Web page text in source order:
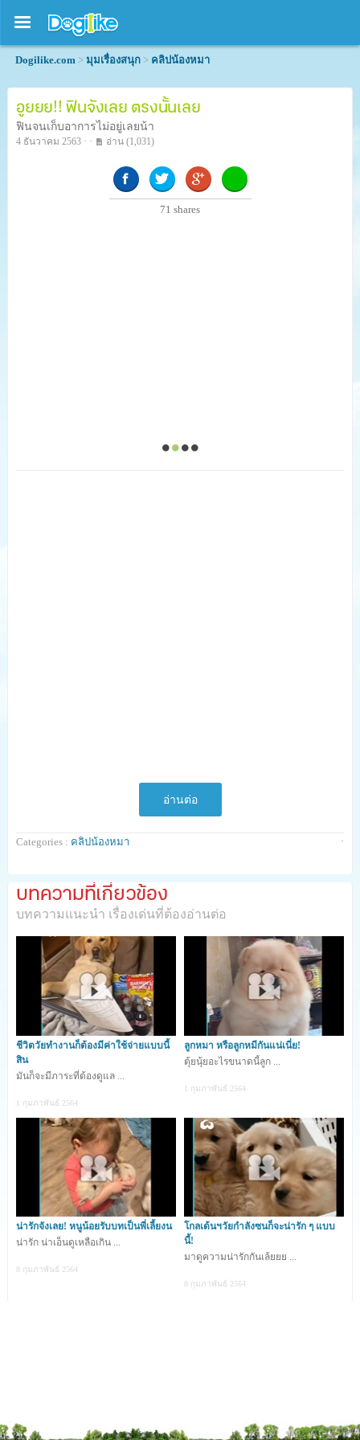
Dogilike.com > มุมเรื่องสนุก > คลิปน้องหมา
อูยยย!! ฟินจังเลย ตรงนั้นเลย
ฟินจนเก็บอาการไม่อยู่เลยน้า
4 ธันวาคม 2563 · · อ่าน (1,031)
71 shares
เพื่อน ๆ อีกมากมาย ติดตามได้
พิเศษ !! ส่งคลิปของเพื่อน ๆ กันมาได้นะคะ
ร่วมสนุกส่งคลิปมา
ลงในคอลัมน์คลิปน้องหมากับ
www.Dogilike.comเว็บ ไซต์ สุนัขที่มี
คนเข้าชมมากที่สุดในประเทศไทย มาประกาศความน่ารักของน้อง
หมาไทยให้โลกได้รู้กัน ส่งกันมาได้เลยทางอีเมล์
contact@dogilike.com คลิปไหนถูกแชร์ก็รอรับของที่ระลึกไปได้เลย
จ้าาา ^_^
วิดิโอจาก Facebook :https://www.facebook.com/WoofWoofTV
71shares
อ่านต่อ
Categories : คลิปน้องหมา ·
บทความที่เกี่ยวข้อง
บทความแนะนำ เรื่องเด่นที่ต้องอ่านต่อ
ชีวิตวัยทำงานก็ต้องมีค่าใช้จ่ายแบบนี้
สิน
มันก็จะมีภาระที่ต้องดูแล ...
1 กุมภาพันธ์ 2564
ลูกหมา หรือลูกหมีกันแน่เนี่ย!
ตุ้ยนุ้ยอะไรขนาดนี้ลูก ...
1 กุมภาพันธ์ 2564
น่ารักจังเลย! หนูน้อยรับบทเป็นพี่เลี้ยงน
น่ารัก น่าเอ็นดูเหลือเกิน ...
8 กุมภาพันธ์ 2564
โกลเด้นฯวัยกำลังซนก็จะน่ารัก ๆ แบบ
นี้!
มาดูความน่ารักกันเล้ยยย ...
8 กุมภาพันธ์ 2564